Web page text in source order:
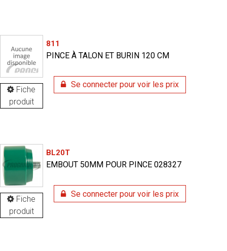
Fiche
produit
811
PINCE À TALON ET BURIN 120 CM
Se connecter pour voir les prix
Fiche
produit
BL20T
EMBOUT 50MM POUR PINCE 028327
Se connecter pour voir les prix